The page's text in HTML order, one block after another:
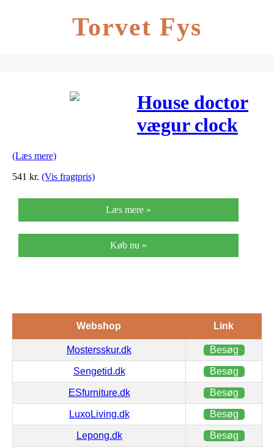
Torvet Fys
House doctor
vægur clock
(Læs mere)
541 kr. (Vis fragtpris)
Læs mere »
Køb nu »
Webshop Link
Mostersskur.dk Besøg
Sengetid.dk Besøg
ESfurniture.dk Besøg
LuxoLiving.dk Besøg
Lepong.dk Besøg